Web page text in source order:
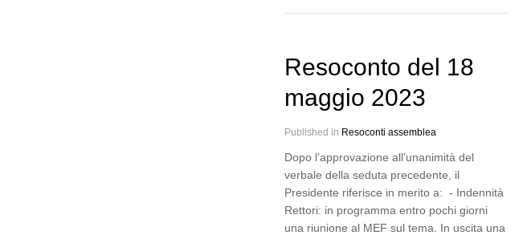
Resoconto del 18
maggio 2023
Published in Resoconti assemblea
Dopo l’approvazione all’unanimità del
verbale della seduta precedente, il
Presidente riferisce in merito a: - Indennità
Rettori: in programma entro pochi giorni
una riunione al MEF sul tema. In uscita una